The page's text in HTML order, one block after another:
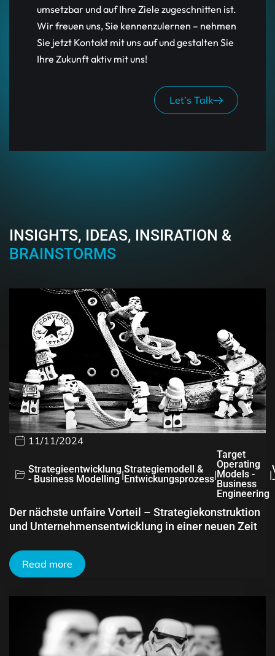
umsetzbar und auf Ihre Ziele zugeschnitten ist.
Wir freuen uns, Sie kennenzulernen – nehmen
Sie jetzt Kontakt mit uns auf und gestalten Sie
Ihre Zukunft aktiv mit uns!
Let’s Talk
INSIGHTS, IDEAS, INSIRATION &
BRAINSTORMS
11/11/2024
Strategieentwicklung
- Business Modelling |Strategiemodell &
Entwickungsprozess|
Target
Operating
Models -
Business
Engineering
|
Der nächste unfaire Vorteil – Strategiekonstruktion
und Unternehmensentwicklung in einer neuen Zeit
Read more